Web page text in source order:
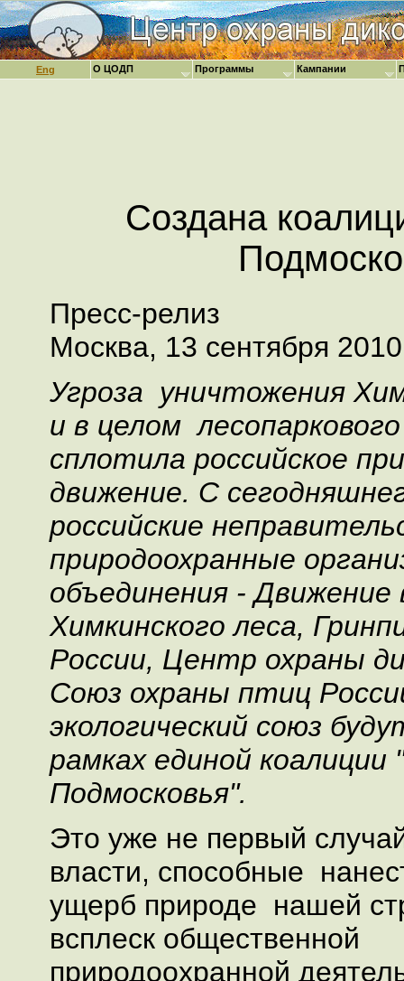
Eng
Создана
Пресс-релиз
Москва, 13 сентября 2010
Угроза уничтожения
и в целом
сплотила российское
движение. С
российские
природоохранные
объединения -
Химкинского леса,
России, Центр охраны
Союз охраны птиц
экологический союз
рамках единой коалиции
Подмосковья".
Это уже не первый
власти, способные
ущерб природе нашей
всплеск общественной
природоохранной
О ЦОДП Программы Кампании